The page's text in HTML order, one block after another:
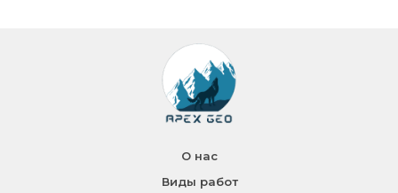
Виды работ
О нас